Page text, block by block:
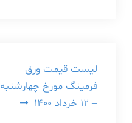
راهبری
نوشته
لیست قیمت ورق
فرمینگ مورخ چهارشنبه
– ۱۲ خرداد ۱۴۰۰